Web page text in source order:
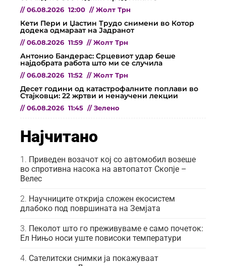
// 06.08.2026 12:00 // Жолт Трн
Кети Пери и Џастин Трудо снимени во Котор
додека одмараат на Јадранот
// 06.08.2026 11:59 // Жолт Трн
Антонио Бандерас: Срцевиот удар беше
најдобрата работа што ми се случила
// 06.08.2026 11:52 // Жолт Трн
Десет години од катастрофалните поплави во
Стајковци: 22 жртви и ненаучени лекции
// 06.08.2026 11:45 // Зелено
Најчитано
Приведен возачот кој со автомобил возеше
во спротивна насока на автопатот Скопје –
Велес
Научниците открија сложен екосистем
длабоко под површината на Земјата
Пеколот што го преживуваме е само почеток:
Ел Нињо носи уште повисоки температури
Сателитски снимки ја покажуваат